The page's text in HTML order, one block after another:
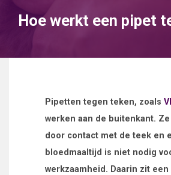
Hoe werkt een pipet
Pipetten tegen teken, zoals
werken aan de buitenkant.
door contact met de teek en
bloedmaaltijd is niet nodig
werkzaamheid. Daarin zit